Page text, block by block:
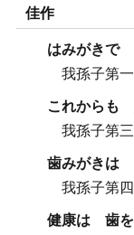
佳作
はみがきで
我孫子第一
これからも
我孫子第三
歯みがきは
我孫子第四
健康は 歯を